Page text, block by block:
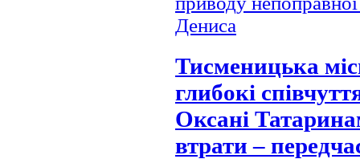
Тисменицька
глибокі
Оксані
втрати –